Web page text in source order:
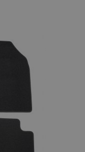
oblíbeným